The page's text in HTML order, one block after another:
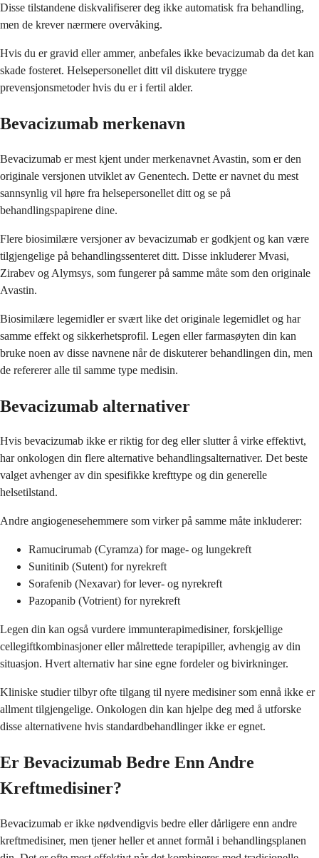
Disse tilstandene diskvalifiserer deg ikke automatisk fra behandling,
men de krever nærmere overvåking.
Hvis du er gravid eller ammer, anbefales ikke bevacizumab da det kan
skade fosteret. Helsepersonellet ditt vil diskutere trygge
prevensjonsmetoder hvis du er i fertil alder.
Bevacizumab merkenavn
Bevacizumab er mest kjent under merkenavnet Avastin, som er den
originale versjonen utviklet av Genentech. Dette er navnet du mest
sannsynlig vil høre fra helsepersonellet ditt og se på
behandlingspapirene dine.
Flere biosimilære versjoner av bevacizumab er godkjent og kan være
tilgjengelige på behandlingssenteret ditt. Disse inkluderer Mvasi,
Zirabev og Alymsys, som fungerer på samme måte som den originale
Avastin.
Biosimilære legemidler er svært like det originale legemidlet og har
samme effekt og sikkerhetsprofil. Legen eller farmasøyten din kan
bruke noen av disse navnene når de diskuterer behandlingen din, men
de refererer alle til samme type medisin.
Bevacizumab alternativer
Hvis bevacizumab ikke er riktig for deg eller slutter å virke effektivt,
har onkologen din flere alternative behandlingsalternativer. Det beste
valget avhenger av din spesifikke krefttype og din generelle
helsetilstand.
Andre angiogenesehemmere som virker på samme måte inkluderer:
Ramucirumab (Cyramza) for mage- og lungekreft
Sunitinib (Sutent) for nyrekreft
Sorafenib (Nexavar) for lever- og nyrekreft
Pazopanib (Votrient) for nyrekreft
Legen din kan også vurdere immunterapimedisiner, forskjellige
cellegiftkombinasjoner eller målrettede terapipiller, avhengig av din
situasjon. Hvert alternativ har sine egne fordeler og bivirkninger.
Kliniske studier tilbyr ofte tilgang til nyere medisiner som ennå ikke er
allment tilgjengelige. Onkologen din kan hjelpe deg med å utforske
disse alternativene hvis standardbehandlinger ikke er egnet.
Er Bevacizumab Bedre Enn Andre
Kreftmedisiner?
Bevacizumab er ikke nødvendigvis bedre eller dårligere enn andre
kreftmedisiner, men tjener heller et annet formål i behandlingsplanen